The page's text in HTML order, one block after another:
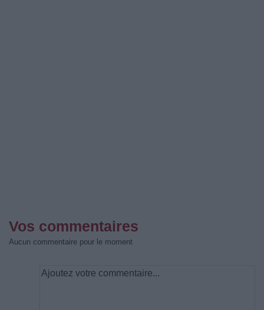
Vos commentaires
Aucun commentaire pour le moment